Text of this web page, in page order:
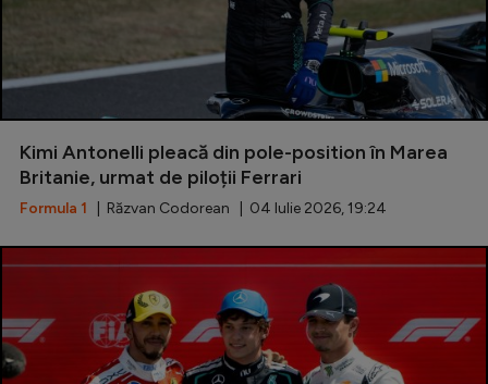
Kimi Antonelli pleacă din pole-position în Marea
Britanie, urmat de piloții Ferrari
Formula 1 | Răzvan Codorean | 04 Iulie 2026, 19:24